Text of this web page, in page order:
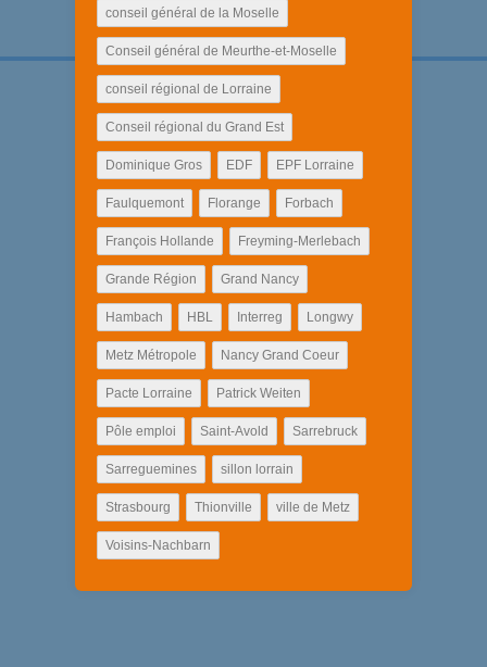
conseil général de la Moselle
Conseil général de Meurthe-et-Moselle
conseil régional de Lorraine
Conseil régional du Grand Est
Dominique Gros EDF EPF Lorraine
Faulquemont Florange Forbach
François Hollande Freyming-Merlebach
Grande Région Grand Nancy
Hambach HBL Interreg Longwy
Metz Métropole Nancy Grand Coeur
Pacte Lorraine Patrick Weiten
Pôle emploi Saint-Avold Sarrebruck
Sarreguemines sillon lorrain
Strasbourg Thionville ville de Metz
Voisins-Nachbarn